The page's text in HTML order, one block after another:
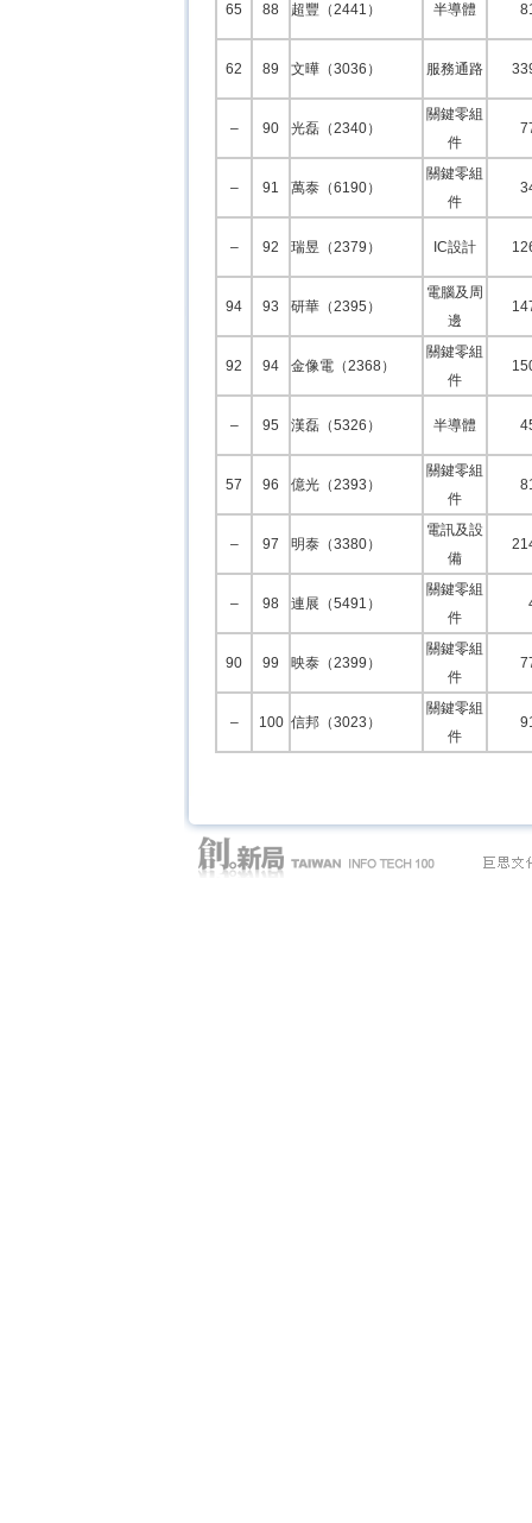
65 88 超豐（2441） 半導體
62 89 文曄（3036） 服務通路
– 90 光磊（2340）
關鍵零組
件
– 91 萬泰（6190）
關鍵零組
件
– 92 瑞昱（2379） IC設計
94 93 研華（2395）
電腦及周
邊
92 94 金像電（2368）
關鍵零組
件
– 95 漢磊（5326） 半導體
57 96 億光（2393）
關鍵零組
件
– 97 明泰（3380）
電訊及設
備
– 98 連展（5491）
關鍵零組
件
90 99 映泰（2399）
關鍵零組
件
– 100 信邦（3023）
關鍵零組
件